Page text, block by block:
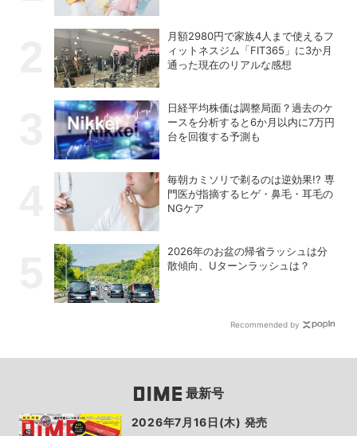
月額2980円で家族4人まで使えるフ
ィットネスジム「FIT365」に3か月
通った現在のリアルな感想
日経平均株価は調整局面？過去のケ
ースを分析すると6か月以内に7万円
台を回復する予測も
毎朝カミソリで剃るのは逆効果!? 専
門医が指摘するヒゲ・鼻毛・耳毛の
NGケア
2026年のお盆の帰省ラッシュは分
散傾向、Uターンラッシュは？
Recommended by
最新号
2026年7月16日(木) 発売